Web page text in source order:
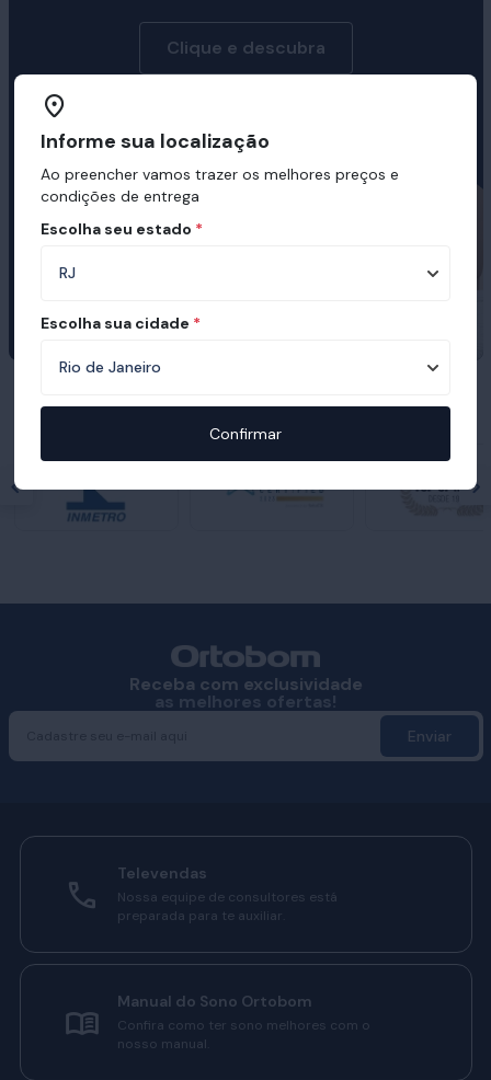
Clique e descubra
Ortobom
Receba com exclusividade
as melhores ofertas!
Enviar
Televendas
Nossa equipe de consultores está
preparada para te auxiliar.
Manual do Sono Ortobom
Confira como ter sono melhores com o
nosso manual.
Informe sua localização
Ao preencher vamos trazer os melhores preços e
condições de entrega
Escolha seu estado *
Escolha sua cidade *
Confirmar